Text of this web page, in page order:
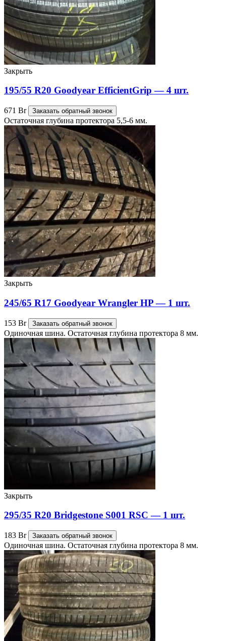
Закрыть
195/55 R20 Goodyear EfficientGrip — 4 шт.
671 Br Заказать обратный звонок
Остаточная глубина протектора 5,5-6 мм.
Закрыть
245/65 R17 Goodyear Wrangler HP — 1 шт.
153 Br Заказать обратный звонок
Одиночная шина. Остаточная глубина протектора 8 мм.
Закрыть
295/35 R20 Bridgestone S001 RSC — 1 шт.
183 Br Заказать обратный звонок
Одиночная шина. Остаточная глубина протектора 8 мм.